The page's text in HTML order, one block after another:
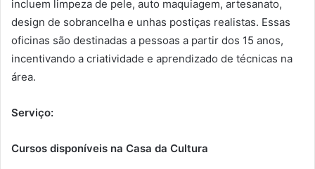
incluem limpeza de pele, auto maquiagem, artesanato,
design de sobrancelha e unhas postiças realistas. Essas
oficinas são destinadas a pessoas a partir dos 15 anos,
incentivando a criatividade e aprendizado de técnicas na
área.
Serviço:
Cursos disponíveis na Casa da Cultura